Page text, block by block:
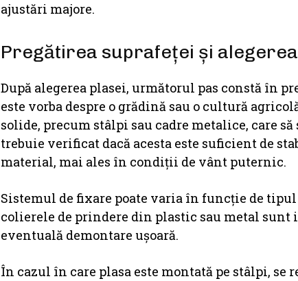
ajustări majore.
Pregătirea suprafeței și
După alegerea plasei, următorul pas constă în
este vorba despre o grădină sau o cultură
solide, precum stâlpi sau cadre metalice, care
trebuie verificat dacă acesta este suficient de
material, mai ales în condiții de vânt puternic.
Sistemul de fixare poate varia în funcție de
colierele de prindere din plastic sau metal sunt
eventuală demontare ușoară.
În cazul în care plasa este montată pe stâlpi,